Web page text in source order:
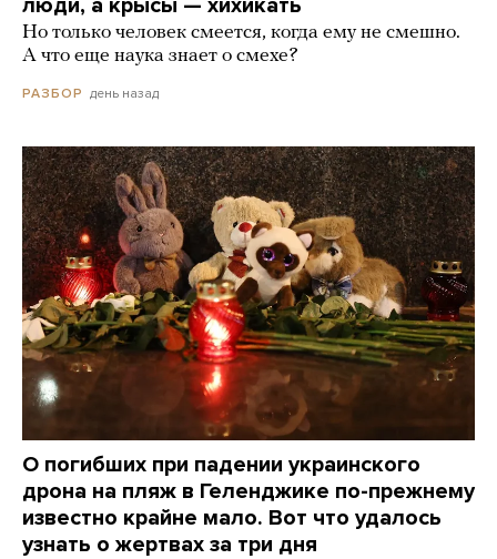
люди, а крысы — хихикать
Но только человек смеется, когда ему не смешно.
А что еще наука знает о смехе?
РАЗБОР день назад
О погибших при падении украинского
дрона на пляж в Геленджике по-прежнему
известно крайне мало. Вот что удалось
узнать о жертвах за три дня